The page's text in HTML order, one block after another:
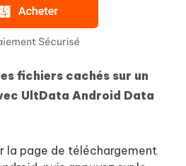
fichiers cachés sur un
UltData Android Data
la page de téléchargement